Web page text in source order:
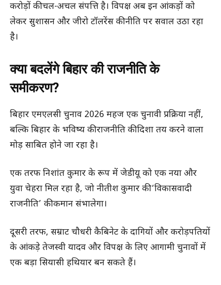
करोड़ों की चल-अचल संपत्ति है। विपक्ष अब इन आंकड़ों को
लेकर सुशासन और जीरो टॉलरेंस की नीति पर सवाल उठा रहा
है।
क्या बदलेंगे बिहार की राजनीति के
समीकरण?
बिहार एमएलसी चुनाव 2026 महज एक चुनावी प्रक्रिया नहीं,
बल्कि बिहार के भविष्य की राजनीति की दिशा तय करने वाला
मोड़ साबित होने जा रहा है।
एक तरफ निशांत कुमार के रूप में जेडीयू को एक नया और
युवा चेहरा मिल रहा है, जो नीतीश कुमार की ‘विकासवादी
राजनीति’ की कमान संभालेगा।
दूसरी तरफ, सम्राट चौधरी कैबिनेट के दागियों और करोड़पतियों
के आंकड़े तेजस्वी यादव और विपक्ष के लिए आगामी चुनावों में
एक बड़ा सियासी हथियार बन सकते हैं।